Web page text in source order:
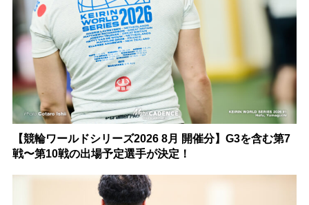
【競輪ワールドシリーズ2026 8月 開催分】G3を含む第7
戦〜第10戦の出場予定選手が決定！